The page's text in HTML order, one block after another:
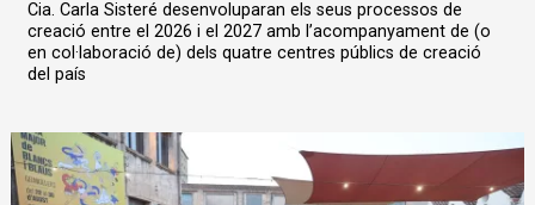
Cia. Carla Sisteré desenvoluparan els seus processos de
creació entre el 2026 i el 2027 amb l’acompanyament de (o
en col·laboració de) dels quatre centres públics de creació
del país